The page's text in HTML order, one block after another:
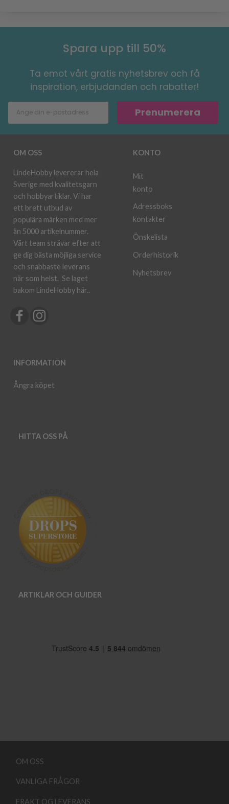
Spara upp till 50%
Ta emot vårt gratis nyhetsbrev och få
inspiration, erbjudanden och rabatter!
Prenumerera
OM OSS
LindeHobby levererar hela
Sverige med kvalitetsgarn
och hobbyartiklar. Vi har
ett brett utbud av
populära märken med mer
än 5000 artikelnummer.
Vårt team strävar efter att
ge dig bästa möjliga service
och snabbaste leverans
när som helst. Se laget
bakom LindeHobby här..
INFORMATION
Ångra köpet
KONTO
Mit
konto
Adressboks
kontakter
Önskelista
Orderhistorik
Nyhetsbrev
HITTA OSS PÅ
ARTIKLAR OCH GUIDER
OM OSS
VANLIGA FRÅGOR
FRAKT OG LEVERANS